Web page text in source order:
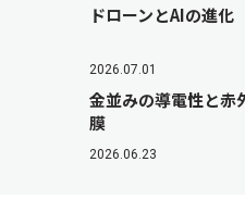
ドローンとAIの進
2026.07.01
金並みの導電性と赤
膜
2026.06.23